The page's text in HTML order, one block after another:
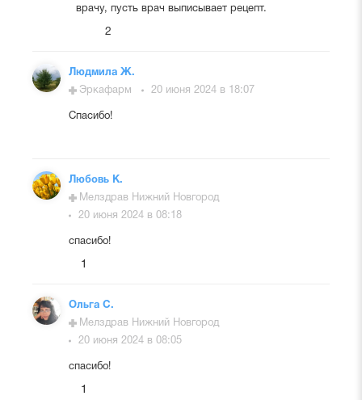
врачу, пусть врач выписывает рецепт.
2
Людмила Ж.
Эркафарм
20 июня 2024 в 18:07
Спасибо!
Любовь К.
Мелздрав Нижний Новгород
20 июня 2024 в 08:18
спасибо!
1
Ольга С.
Мелздрав Нижний Новгород
20 июня 2024 в 08:05
спасибо!
1